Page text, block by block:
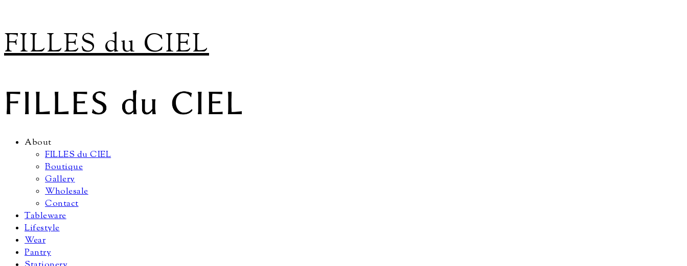
FILLES du CIEL
About
FILLES du CIEL
Boutique
Gallery
Wholesale
Contact
Tableware
Lifestyle
Wear
Pantry